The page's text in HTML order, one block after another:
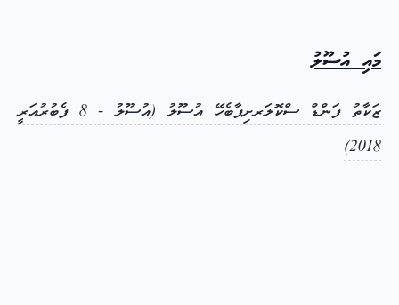
މައި އުސޫލު
ޒަކާތު ފަންޑް ސްކޮލަރށިޕާބެހޭ އުސޫލު (އުސޫލު - 8 ފެބުރުއަރީ
2018)